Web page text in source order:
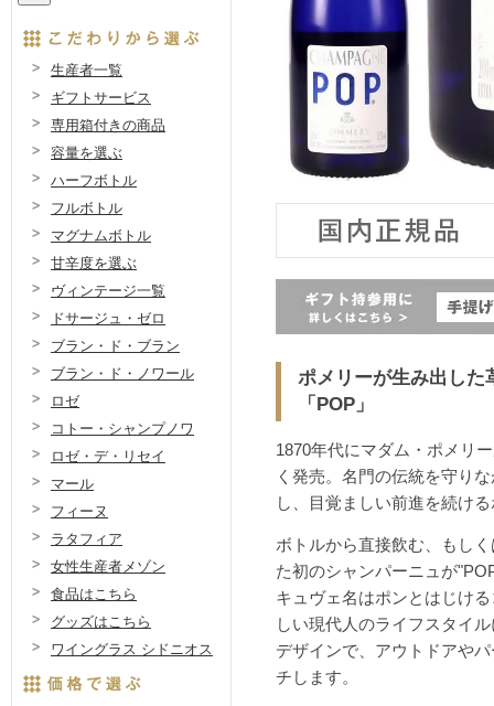
ポメリーが生み出した
「POP」
1870年代にマダム・ポメリ
く発売。名門の伝統を守り
し、目覚ましい前進を続け
ボトルから直接飲む、もし
た初のシャンパーニュが
キュヴェ名はポンとはじけ
しい現代人のライフスタイ
デザインで、アウトドアや
チします。
生産者一覧
ギフトサービス
専用箱付きの商品
容量を選ぶ
ハーフボトル
フルボトル
マグナムボトル
甘辛度を選ぶ
ヴィンテージ一覧
ドサージュ・ゼロ
ブラン・ド・ブラン
ブラン・ド・ノワール
ロゼ
コトー・シャンプノワ
ロゼ・デ・リセイ
マール
フィーヌ
ラタフィア
女性生産者メゾン
食品はこちら
グッズはこちら
ワイングラス シドニオス